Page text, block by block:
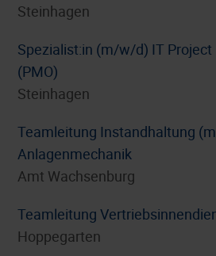
Steinhagen
Spezialist:in (m/w/d) IT
(PMO)
Steinhagen
Teamleitung Instandhaltung
Anlagenmechanik
Amt Wachsenburg
Teamleitung
Hoppegarten